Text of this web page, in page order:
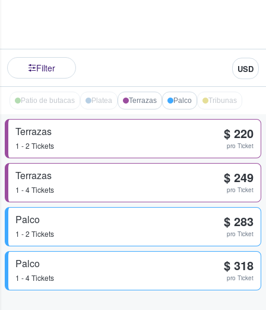
Filter USD
Patio de butacas Platea Terrazas Palco Tribunas
Terrazas
1 - 2 Tickets
$ 220
pro Ticket
Terrazas
1 - 4 Tickets
$ 249
pro Ticket
Palco
1 - 2 Tickets
$ 283
pro Ticket
Palco
1 - 4 Tickets
$ 318
pro Ticket